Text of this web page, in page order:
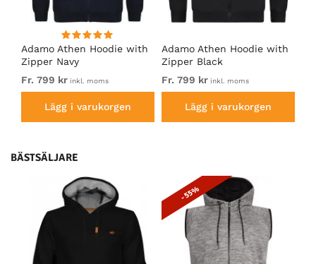
Adamo Athen Hoodie with
Zipper Navy
Fr. 799 kr inkl. moms
Lägg i varukorgen
Adamo Athen Hoodie with
Zipper Black
Fr. 799 kr inkl. moms
Lägg i varukorgen
BÄSTSÄLJARE
- 55%